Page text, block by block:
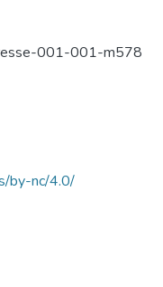
001-001-m578
by-nc/4.0/